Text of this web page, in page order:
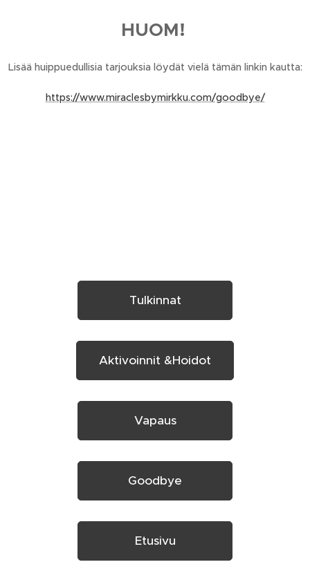
HUOM!
Lisää huippuedullisia tarjouksia löydät vielä tämän linkin kautta:
https://www.miraclesbymirkku.com/goodbye/
Tulkinnat
Aktivoinnit &Hoidot
Vapaus
Goodbye
Etusivu